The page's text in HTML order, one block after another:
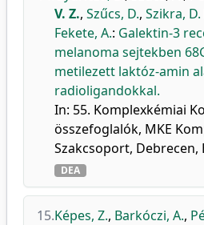
V. Z., Szűcs, D., Szikra, D.
Fekete, A.: Galektin-3
melanoma sejtekben
metilezett laktóz-amin
radioligandokkal.
In: 55. Komplexkémiai
összefoglalók, MKE
Szakcsoport, Debrecen,
DEA
15.Képes, Z., Barkóczi, A.,